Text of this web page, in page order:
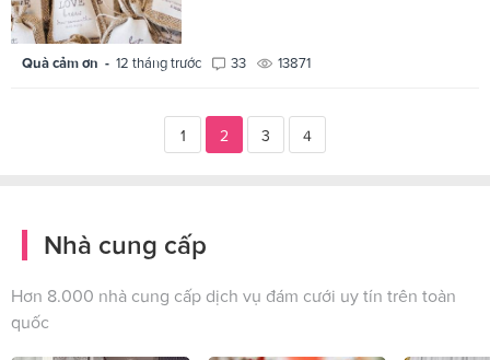
Quà cảm ơn - 12 tháng trước 33 13871
1 2 3 4
Nhà cung cấp
Hơn 8.000 nhà cung cấp dịch vụ đám cưới uy tín trên toàn
quốc